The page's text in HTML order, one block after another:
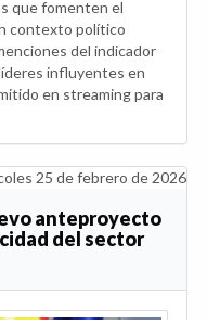
que fomenten el
contexto político
del indicador
influyentes en
en streaming para
25 de febrero de 2026
anteproyecto
del sector